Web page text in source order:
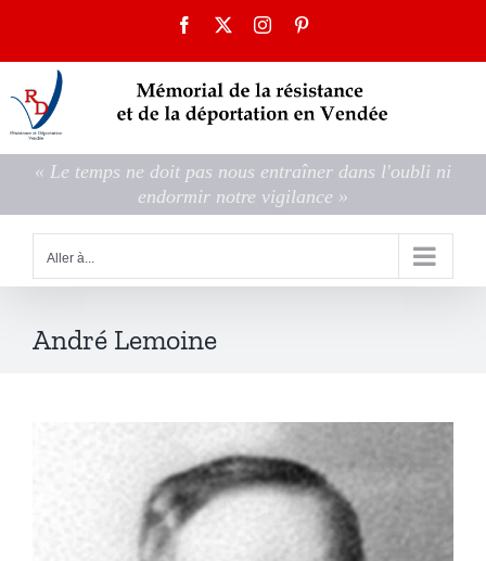
contenu
Facebook Instagram
« Le temps ne doit pas nous entraîner dans l'oubli ni
endormir notre vigilance »
Aller à...
André Lemoine